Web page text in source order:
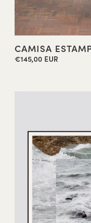
CAMISA
Precio
€145,00 EUR